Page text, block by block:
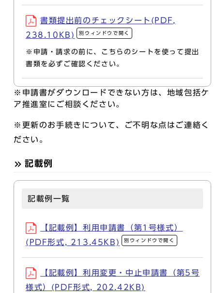
書類提出前のチェックシート(PDF,
238.10KB)
別ウィンドウで開く
※申請・請求の前に、こちらのシートを使って提出
書類を必ずご確認ください。
※申請書がダウンロードできない方は、地域包括ケ
ア推進室にご相談ください。
※更新のお手続きについて、ご不明な点はご連絡く
ださい。
記載例
記載例一覧
【記載例】利用申請書（第1号様式）
(PDF形式, 213.45KB)
別ウィンドウで開く
【記載例】利用変更・中止申請書（第5号
様式）(PDF形式, 202.42KB)